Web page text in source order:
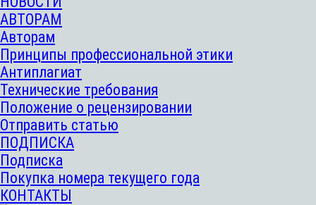
АВТОРАМ
Авторам
Принципы профессиональной этики
Антиплагиат
Технические требования
Положение о рецензировании
Отправить статью
ПОДПИСКА
Подписка
Покупка номера текущего года
КОНТАКТЫ